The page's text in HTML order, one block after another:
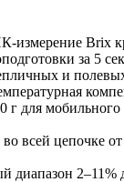
измерение Brix
за 5
и
г для мобильного
во всей цепочке
диапазон 2–11%